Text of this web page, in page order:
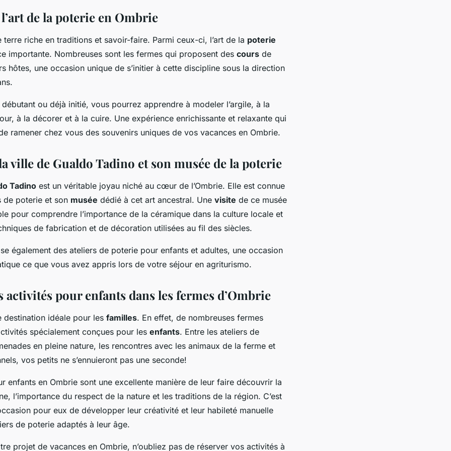
de la poterie en Ombrie
terre riche en traditions et savoir-faire. Parmi ceux-ci, l’art de la poterie
importante. Nombreuses sont les fermes qui proposent des cours de
hôtes, une occasion unique de s’initier à cette discipline sous la direction
ou déjà initié, vous pourrez apprendre à modeler l’argile, à la
à la décorer et à la cuire. Une expérience enrichissante et relaxante qui
ramener chez vous des souvenirs uniques de vos vacances en Ombrie.
ville de Gualdo Tadino et son musée de la poterie
Tadino est un véritable joyau niché au cœur de l’Ombrie. Elle est connue
de poterie et son musée dédié à cet art ancestral. Une visite de ce musée
pour comprendre l’importance de la céramique dans la culture locale et
de fabrication et de décoration utilisées au fil des siècles.
également des ateliers de poterie pour enfants et adultes, une occasion
ce que vous avez appris lors de votre séjour en agriturismo.
activités pour enfants dans les fermes d’Ombrie
destination idéale pour les familles. En effet, de nombreuses fermes
spécialement conçues pour les enfants. Entre les ateliers de
en pleine nature, les rencontres avec les animaux de la ferme et
vos petits ne s’ennuieront pas une seconde!
enfants en Ombrie sont une excellente manière de leur faire découvrir la
l’importance du respect de la nature et les traditions de la région. C’est
pour eux de développer leur créativité et leur habileté manuelle
de poterie adaptés à leur âge.
projet de vacances en Ombrie, n’oubliez pas de réserver vos activités à